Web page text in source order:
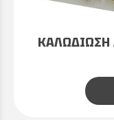
ΚΑΛΩΔΙΩΣΗ